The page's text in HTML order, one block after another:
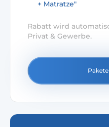
+ Matratze"
Rabatt wird
Privat & Gewerbe.